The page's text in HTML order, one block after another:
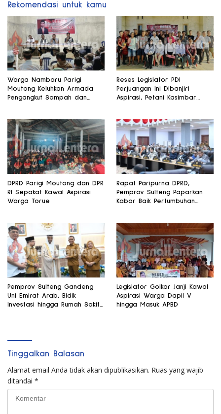
Rekomendasi untuk kamu
Warga Nambaru Parigi
Moutong Keluhkan Armada
Pengangkut Sampah dan
Reses Legislator PDI
Perjuangan Ini Dibanjiri
Aspirasi, Petani Kasimbar
DPRD Parigi Moutong dan DPR
RI Sepakat Kawal Aspirasi
Warga Torue
Rapat Paripurna DPRD,
Pemprov Sulteng Paparkan
Kabar Baik Pertumbuhan
Pemprov Sulteng Gandeng
Uni Emirat Arab, Bidik
Investasi hingga Rumah Sakit
Legislator Golkar Janji Kawal
Aspirasi Warga Dapil V
hingga Masuk APBD
Tinggalkan Balasan
Alamat email Anda tidak akan dipublikasikan. Ruas yang wajib
ditandai *